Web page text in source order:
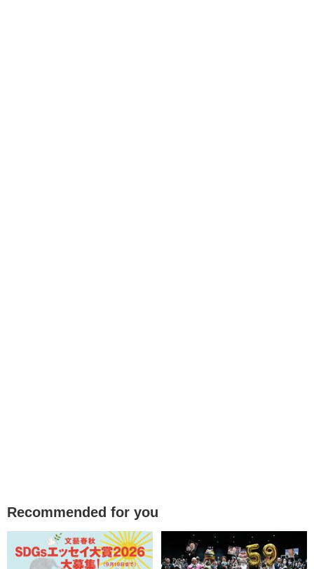
Recommended for you